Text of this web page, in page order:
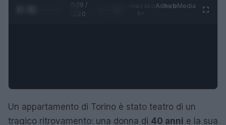
0:29 /
1:20
AdhubMedia
Un appartamento di Torino è stato teatro di un
tragico ritrovamento: una donna di 40 anni e la sua